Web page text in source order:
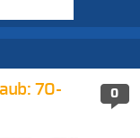
0
70-